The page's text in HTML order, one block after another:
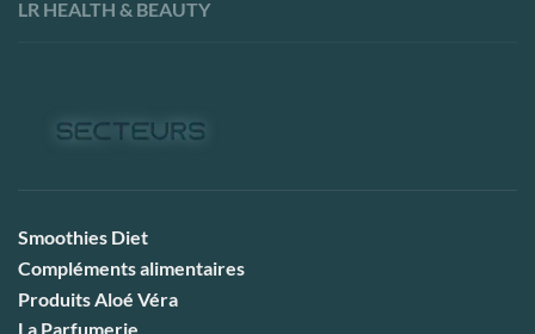
LR HEALTH & BEAUTY
Smoothies Diet
Compléments alimentaires
Produits Aloé Véra
La Parfumerie